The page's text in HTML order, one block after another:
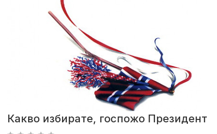
Какво избирате, госпожо Президент